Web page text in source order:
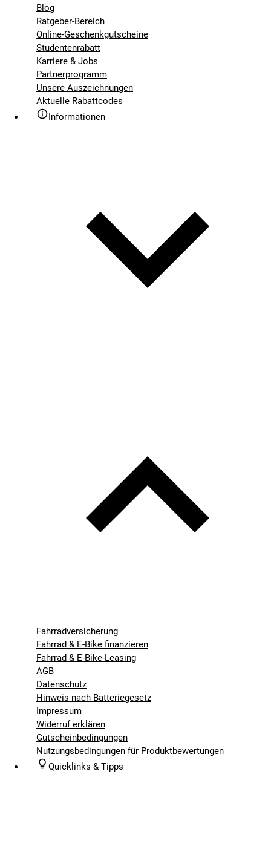
Blog
Ratgeber-Bereich
Online-Geschenkgutscheine
Studentenrabatt
Karriere & Jobs
Partnerprogramm
Unsere Auszeichnungen
Aktuelle Rabattcodes
Informationen
Fahrradversicherung
Fahrrad & E-Bike finanzieren
Fahrrad & E-Bike-Leasing
AGB
Datenschutz
Hinweis nach Batteriegesetz
Impressum
Widerruf erklären
Gutscheinbedingungen
Nutzungsbedingungen für Produktbewertungen
Quicklinks & Tipps